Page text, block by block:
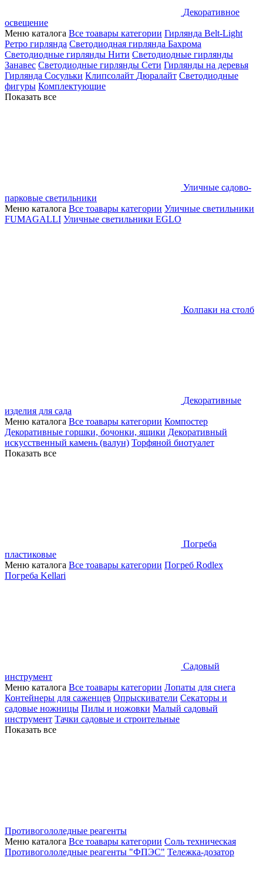
Декоративное
освещение
Меню каталога Все тоавары категории Гирлянда Belt-Light
Ретро гирлянда Светодиодная гирлянда Бахрома
Светодиодные гирлянды Нити Светодиодные гирлянды
Занавес Светодиодные гирлянды Сети Гирлянды на деревья
Гирлянда Сосульки Клипсолайт Дюралайт Светодиодные
фигуры Комплектующие
Показать все
Уличные садово-
парковые светильники
Меню каталога Все тоавары категории Уличные светильники
FUMAGALLI Уличные светильники EGLO
Колпаки на столб
Декоративные
изделия для сада
Меню каталога Все тоавары категории Компостер
Декоративные горшки, бочонки, ящики Декоративный
искусственный камень (валун) Торфяной биотуалет
Показать все
Погреба
пластиковые
Меню каталога Все тоавары категории Погреб Rodlex
Погреба Kellari
Садовый
инструмент
Меню каталога Все тоавары категории Лопаты для снега
Контейнеры для саженцев Опрыскиватели Секаторы и
садовые ножницы Пилы и ножовки Малый садовый
инструмент Тачки садовые и строительные
Показать все
Противогололедные реагенты
Меню каталога Все тоавары категории Соль техническая
Противогололедные реагенты "ФПЭС" Тележка-дозатор